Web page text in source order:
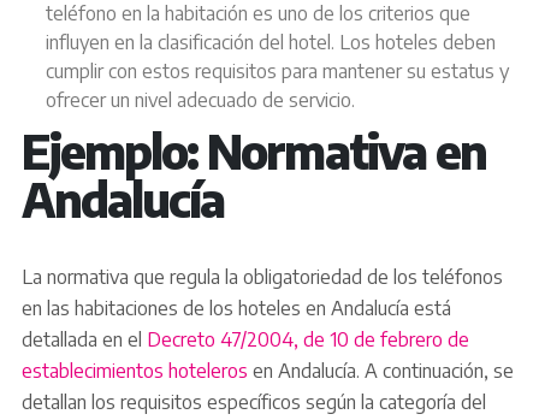
teléfono en la habitación es uno de los criterios que
influyen en la clasificación del hotel. Los hoteles deben
cumplir con estos requisitos para mantener su estatus y
ofrecer un nivel adecuado de servicio.
Ejemplo: Normativa en
Andalucía
La normativa que regula la obligatoriedad de los teléfonos
en las habitaciones de los hoteles en Andalucía está
detallada en el Decreto 47/2004, de 10 de febrero de
establecimientos hoteleros en Andalucía. A continuación, se
detallan los requisitos específicos según la categoría del